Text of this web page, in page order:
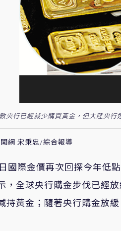
央行已經減少購買黃金，但大陸央
網 宋秉忠/綜合報導
國際金價再次回探今年低
，全球央行購金步伐已經
持黃金；隨著央行購金放